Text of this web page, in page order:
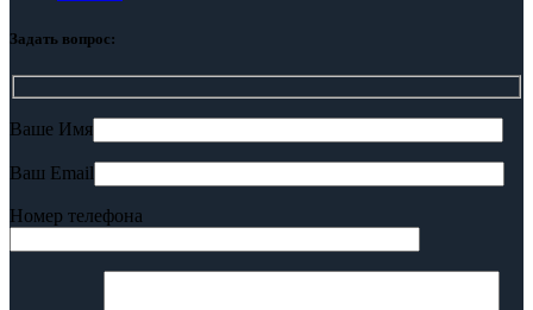
Задать вопрос:
Ваше Имя
Ваш Email
Номер телефона